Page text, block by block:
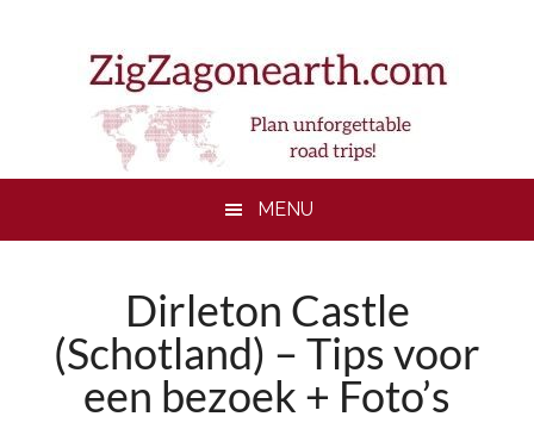
MENU
Dirleton Castle
(Schotland) – Tips voor
een bezoek + Foto’s